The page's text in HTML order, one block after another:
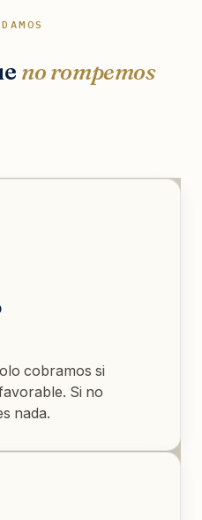
no rompemos
cobramos si
Si no
nada.